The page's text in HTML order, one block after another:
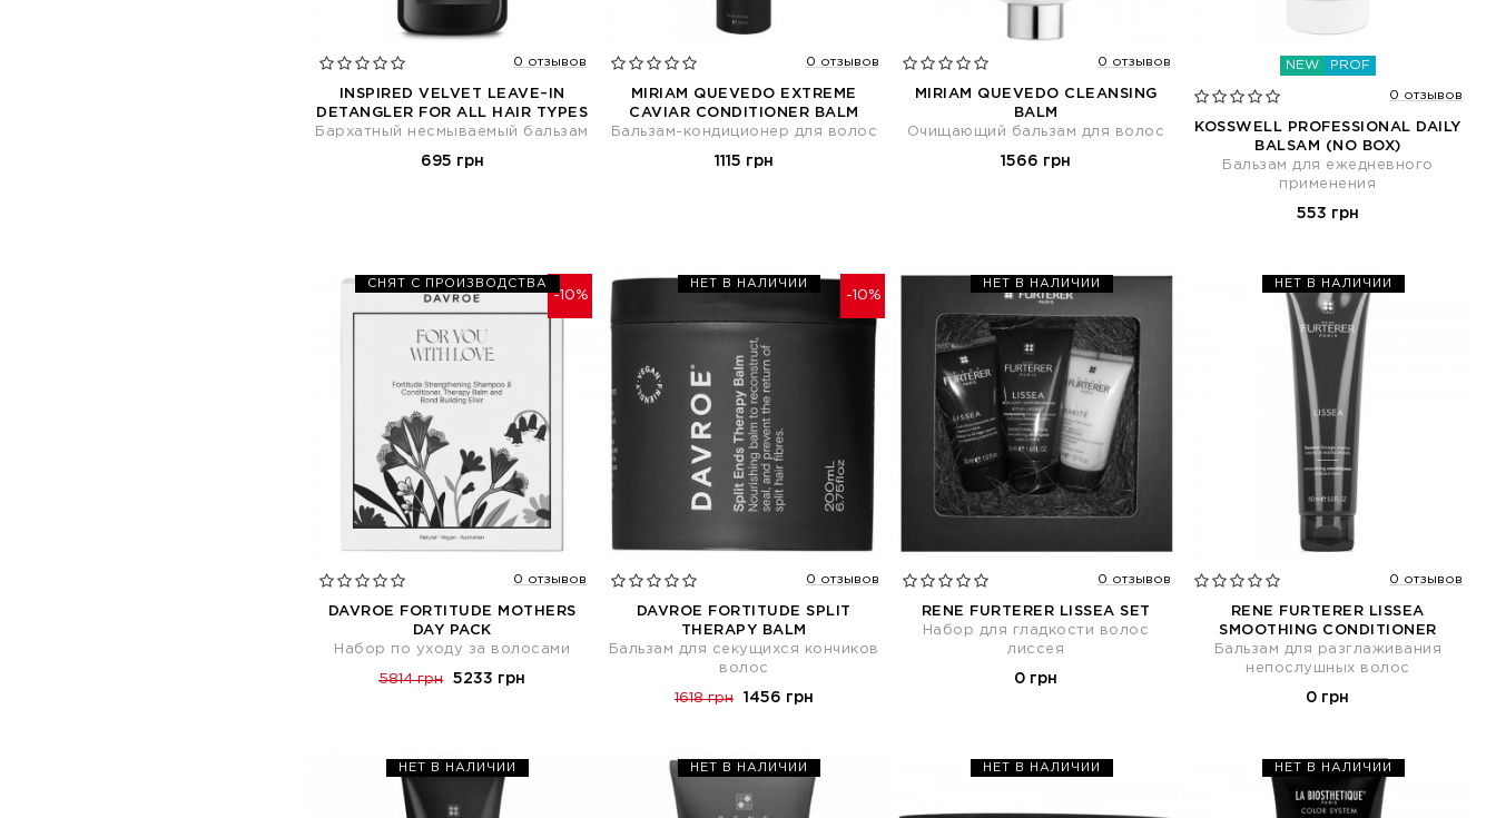
0 отзывов
INSPIRED VELVET LEAVE–IN
DETANGLER FOR АLL HAIR TYPES
Бархатный несмываемый бальзам
695 грн
0 отзывов
MIRIAM QUEVEDO EXTREME
CAVIAR CONDITIONER BALM
Бальзам-кондиционер для волос
1115 грн
0 отзывов
MIRIAM QUEVEDO CLEANSING
BALM
Очищающий бальзам для волос
1566 грн
NEW PROF
0 отзывов
KOSSWELL PROFESSIONAL DAILY
BALSAM (NO BOX)
Бальзам для ежедневного
применения
553 грн
-10%
СНЯТ С ПРОИЗВОДСТВА
0 отзывов
DAVROE FORTITUDE MOTHERS
DAY PACK
Набор по уходу за волосами
5814 грн 5233 грн
-10%
НЕТ В НАЛИЧИИ
0 отзывов
DAVROE FORTITUDE SPLIT
THERAPY BALM
Бальзам для секущихся кончиков
волос
1618 грн 1456 грн
НЕТ В НАЛИЧИИ
0 отзывов
RENE FURTERER LISSEA SET
Набор для гладкости волос
лиссея
0 грн
НЕТ В НАЛИЧИИ
0 отзывов
RENE FURTERER LISSEA
SMOOTHING CONDITIONER
Бальзам для разглаживания
непослушных волос
0 грн
НЕТ В НАЛИЧИИ НЕТ В НАЛИЧИИ НЕТ В НАЛИЧИИ НЕТ В НАЛИЧИИ